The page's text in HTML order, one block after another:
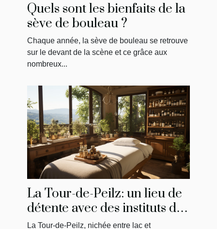
Quels sont les bienfaits de la
sève de bouleau ?
Chaque année, la sève de bouleau se retrouve
sur le devant de la scène et ce grâce aux
nombreux...
La Tour-de-Peilz: un lieu de
détente avec des instituts de
massage uniques
La Tour-de-Peilz, nichée entre lac et